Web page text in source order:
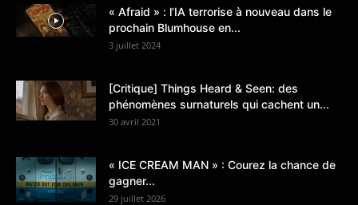
« Afraid » : l’IA terrorise à nouveau dans le
prochain Blumhouse en...
3 juillet 2024
[Critique] Things Heard & Seen: des
phénomènes surnaturels qui cachent un...
30 avril 2021
« ICE CREAM MAN » : Courez la chance de
gagner...
29 juillet 2026